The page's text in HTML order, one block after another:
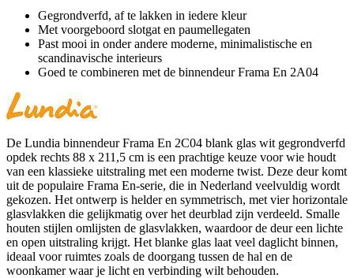
Gegrondverfd, af te lakken in iedere kleur
Met voorgeboord slotgat en paumellegaten
Past mooi in onder andere moderne, minimalistische en
scandinavische interieurs
Goed te combineren met de binnendeur Frama En 2A04
De Lundia binnendeur Frama En 2C04 blank glas wit gegrondverfd
opdek rechts 88 x 211,5 cm is een prachtige keuze voor wie houdt
van een klassieke uitstraling met een moderne twist. Deze deur komt
uit de populaire Frama En-serie, die in Nederland veelvuldig wordt
gekozen. Het ontwerp is helder en symmetrisch, met vier horizontale
glasvlakken die gelijkmatig over het deurblad zijn verdeeld. Smalle
houten stijlen omlijsten de glasvlakken, waardoor de deur een lichte
en open uitstraling krijgt. Het blanke glas laat veel daglicht binnen,
ideaal voor ruimtes zoals de doorgang tussen de hal en de
woonkamer waar je licht en verbinding wilt behouden.